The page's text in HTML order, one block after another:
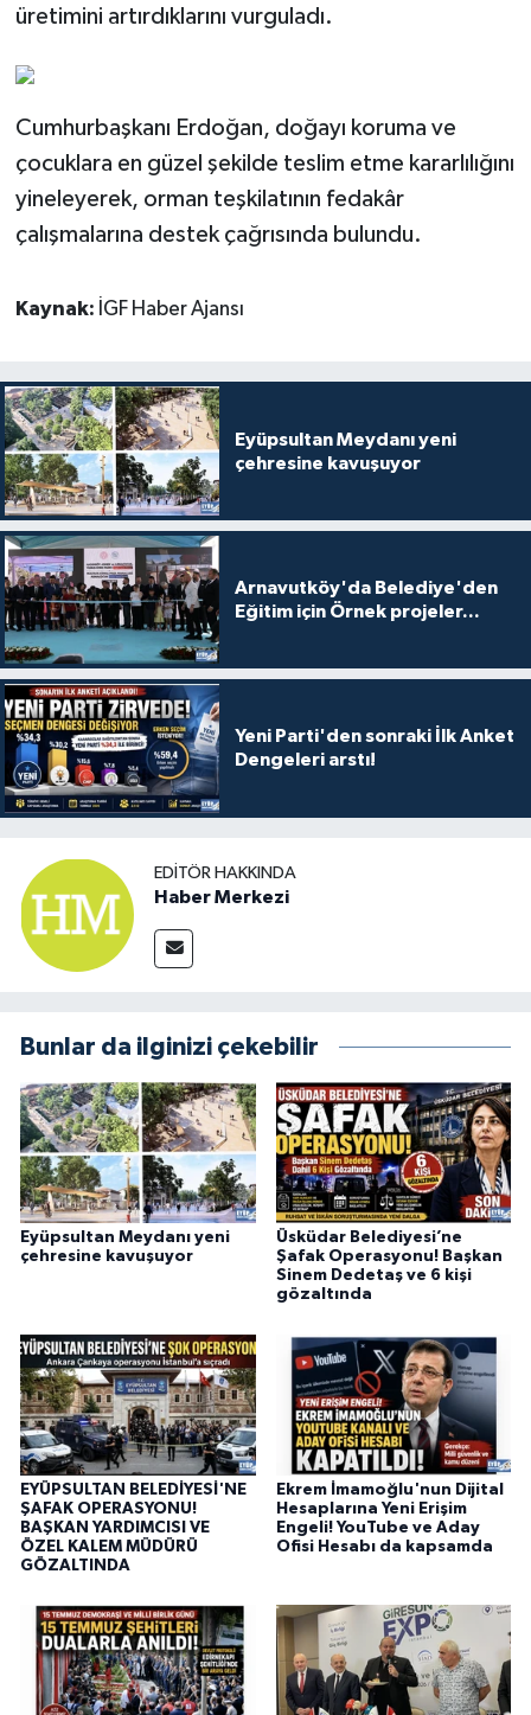
üretimini artırdıklarını vurguladı.
Cumhurbaşkanı Erdoğan, doğayı koruma ve
çocuklara en güzel şekilde teslim etme kararlılığını
yineleyerek, orman teşkilatının fedakâr
çalışmalarına destek çağrısında bulundu.
Kaynak: İGF Haber Ajansı
Eyüpsultan Meydanı yeni
çehresine kavuşuyor
Arnavutköy'da Belediye'den
Eğitim için Örnek projeler...
Yeni Parti'den sonraki İlk Anket
Dengeleri arstı!
EDITÖR HAKKINDA
Haber Merkezi
Bunlar da ilginizi çekebilir
Eyüpsultan Meydanı yeni
çehresine kavuşuyor
Üsküdar Belediyesi’ne
Şafak Operasyonu! Başkan
Sinem Dedetaş ve 6 kişi
gözaltında
EYÜPSULTAN BELEDİYESİ'NE
ŞAFAK OPERASYONU!
BAŞKAN YARDIMCISI VE
ÖZEL KALEM MÜDÜRÜ
GÖZALTINDA
Ekrem İmamoğlu'nun Dijital
Hesaplarına Yeni Erişim
Engeli! YouTube ve Aday
Ofisi Hesabı da kapsamda